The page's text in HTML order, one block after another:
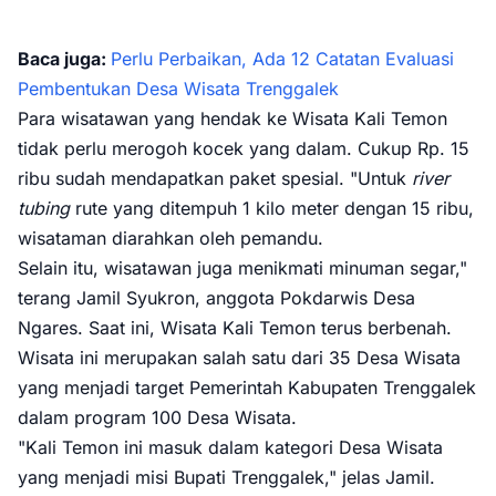
Baca juga: Perlu Perbaikan, Ada 12 Catatan Evaluasi
Pembentukan Desa Wisata Trenggalek
Para wisatawan yang hendak ke Wisata Kali Temon
tidak perlu merogoh kocek yang dalam. Cukup Rp. 15
ribu sudah mendapatkan paket spesial. "Untuk river
tubingrute yang ditempuh 1 kilo meter dengan 15 ribu,
wisataman diarahkan oleh pemandu.
Selain itu, wisatawan juga menikmati minuman segar,"
terang Jamil Syukron, anggota Pokdarwis Desa
Ngares. Saat ini, Wisata Kali Temon terus berbenah.
Wisata ini merupakan salah satu dari 35 Desa Wisata
yang menjadi target Pemerintah Kabupaten Trenggalek
dalam program 100 Desa Wisata.
"Kali Temon ini masuk dalam kategori Desa Wisata
yang menjadi misi Bupati Trenggalek," jelas Jamil.